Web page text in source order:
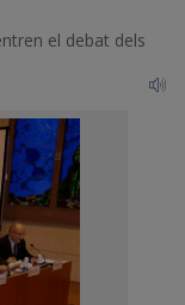
el debat dels